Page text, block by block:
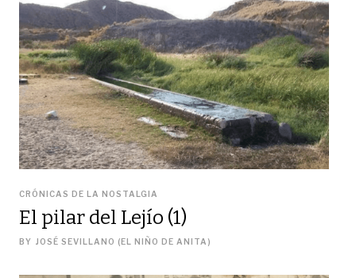
CRÓNICAS DE LA NOSTALGIA
El pilar del Lejío (1)
BY JOSÉ SEVILLANO (EL NIÑO DE ANITA)